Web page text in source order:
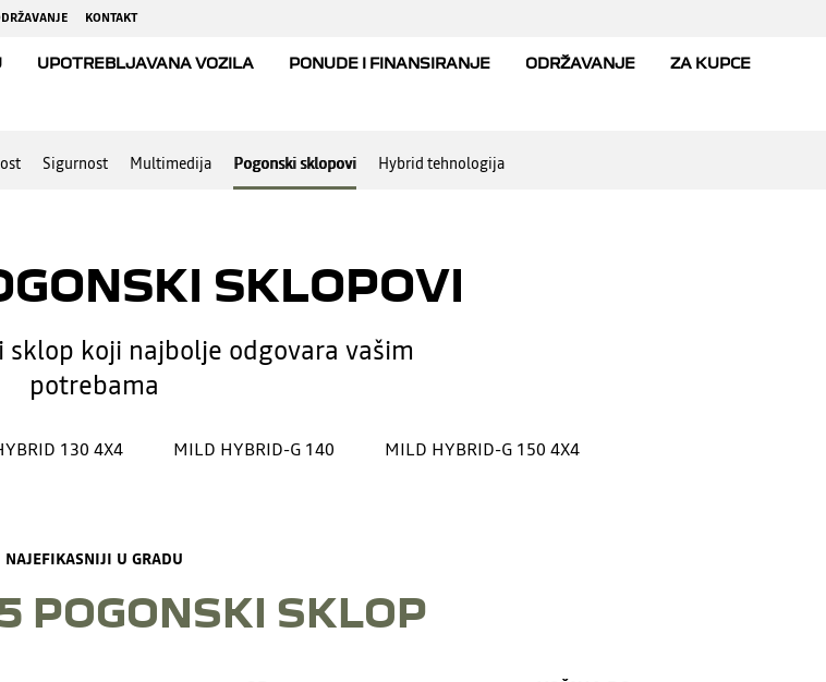
Sigurnost Multimedija Pogonski sklopovi Hybrid tehnologija
SKLOPOVI
koji najbolje odgovara vašim
potrebama
130 4X4 MILD HYBRID-G 140 MILD HYBRID-G 150 4X4
NAJEFIKASNIJI U GRADU
POGONSKI SKLOP